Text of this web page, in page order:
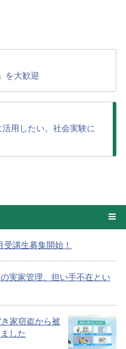
を大歓迎
活用したい。社会実験に
受講生募集開始！
実家管理、担い手不在とい
家窃盗から被
した